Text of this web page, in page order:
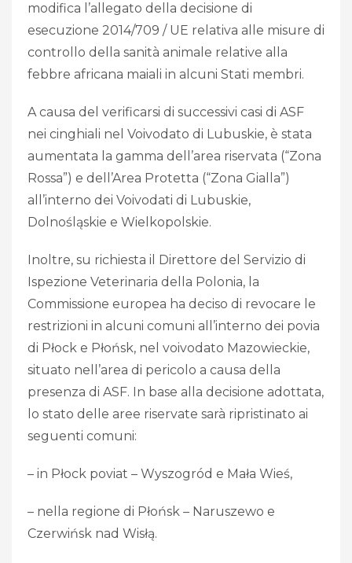
modifica l’allegato della decisione di
esecuzione 2014/709 / UE relativa alle misure di
controllo della sanità animale relative alla
febbre africana maiali in alcuni Stati membri.
A causa del verificarsi di successivi casi di ASF
nei cinghiali nel Voivodato di Lubuskie, è stata
aumentata la gamma dell’area riservata (“Zona
Rossa”) e dell’Area Protetta (“Zona Gialla”)
all’interno dei Voivodati di Lubuskie,
Dolnośląskie e Wielkopolskie.
Inoltre, su richiesta il Direttore del Servizio di
Ispezione Veterinaria della Polonia, la
Commissione europea ha deciso di revocare le
restrizioni in alcuni comuni all’interno dei povia
di Płock e Płońsk, nel voivodato Mazowieckie,
situato nell’area di pericolo a causa della
presenza di ASF. In base alla decisione adottata,
lo stato delle aree riservate sarà ripristinato ai
seguenti comuni:
– in Płock poviat – Wyszogród e Mała Wieś,
– nella regione di Płońsk – Naruszewo e
Czerwińsk nad Wisłą.